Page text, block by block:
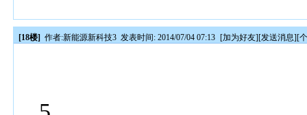
[18楼] 作者:新能源新科技3 发表时间: 2014/07/04 07:13 [加为好友][发送消息][